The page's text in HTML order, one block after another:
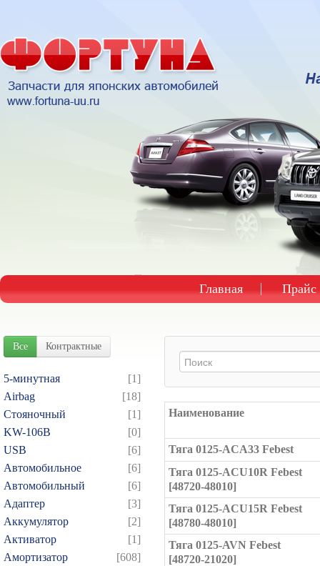
Главная Прайс
Все Контрактные
5-минутная
[1]
Airbag
[18]
Cтояночный
[1]
KW-106B
[0]
USB
[6]
Автомобильное
[6]
Автомобильный
[6]
Адаптер
[3]
Аккумулятор
[2]
Активатор
[1]
Амортизатор
[608]
Наименование
Тяга 0125-ACA33 Febest
Тяга 0125-ACU10R Febest
[48720-48010]
Тяга 0125-ACU15R Febest
[48780-48010]
Тяга 0125-AVN Febest
[48720-21020]